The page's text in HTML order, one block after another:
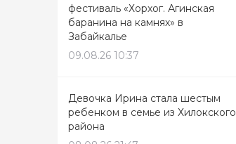
фестиваль «Хорхог. Агинская
баранина на камнях» в
Забайкалье
09.08.26 10:37
Девочка Ирина стала шестым
ребенком в семье из Хилокского
района